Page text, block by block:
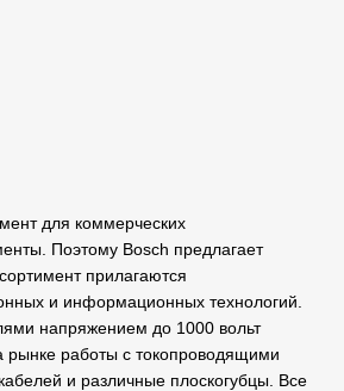
для коммерческих
Поэтому Bosch предлагает
прилагаются
и информационных технологий.
напряжением до 1000 вольт
рынке работы с токопроводящими
и различные плоскогубцы. Все